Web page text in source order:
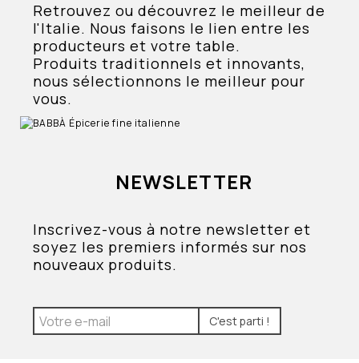
Retrouvez ou découvrez le meilleur de
l'Italie. Nous faisons le lien entre les
producteurs et votre table.
Produits traditionnels et innovants,
nous sélectionnons le meilleur pour
vous.
NEWSLETTER
Inscrivez-vous à notre newsletter et
soyez les premiers informés sur nos
nouveaux produits.
C'est parti !